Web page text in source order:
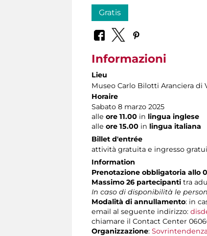
Gratis
Informazioni
Lieu
Museo Carlo Bilotti Aranciera di
Horaire
Sabato 8 marzo 2025
alle ore 11.00 in lingua inglese
alle ore 15.00 in lingua italiana
Billet d'entrée
attività gratuita e ingresso
Information
Prenotazione obbligatoria allo
Massimo 26 partecipanti tra
In caso di disponibilità le
Modalità di annullamento: in
email al seguente indirizzo:
chiamare il Contact Center
Organizzazione: